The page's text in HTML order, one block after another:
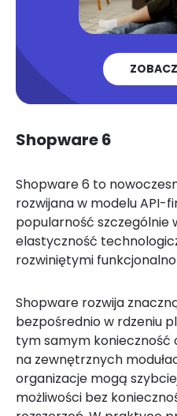
Shopware 6
Shopware 6 to
rozwijana w modelu API-
popularność szczególnie
elastyczność
rozwiniętymi
Shopware rozwija
bezpośrednio w rdzeniu
tym samym konieczność
na zewnętrznych
organizacje mogą
możliwości bez